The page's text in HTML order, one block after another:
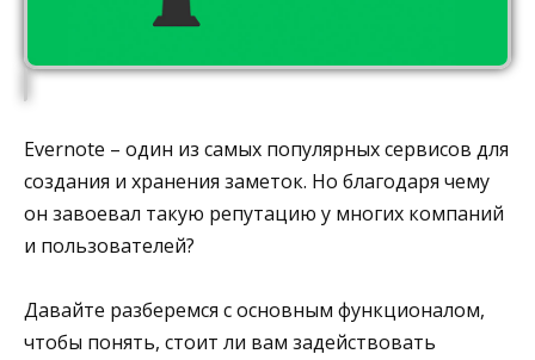
Evernote – один из самых популярных сервисов для
создания и хранения заметок. Но благодаря чему
он завоевал такую репутацию у многих компаний
и пользователей?
Давайте разберемся с основным функционалом,
чтобы понять, стоит ли вам задействовать